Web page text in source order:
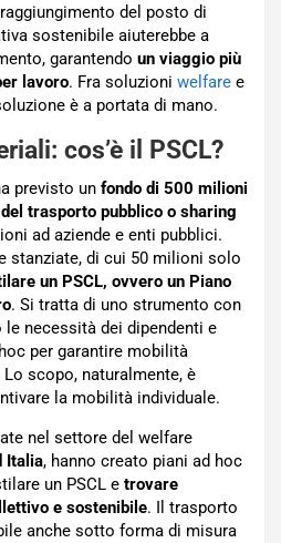
del posto di
sostenibile aiuterebbe a
garantendo un viaggio più
lavoro. Fra soluzioni welfare e
è a portata di mano.
cos’è il PSCL?
previsto un fondo di 500 milioni
trasporto pubblico o sharing
ad aziende e enti pubblici.
stanziate, di cui 50 milioni solo
un PSCL, ovvero un Piano
. Si tratta di uno strumento con
le necessità dei dipendenti e
per garantire mobilità
scopo, naturalmente, è
la mobilità individuale.
nel settore del welfare
Italia, hanno creato piani ad hoc
un PSCL e trovare
e sostenibile. Il trasporto
anche sotto forma di misura